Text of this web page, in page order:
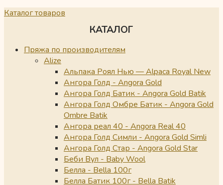
Каталог товаров
КАТАЛОГ
Пряжа по производителям
Alize
Альпака Роял Нью — Alpaca Royal New
Ангора Голд - Angora Gold
Ангора Голд Батик - Angora Gold Batik
Ангора Голд Омбре Батик - Angora Gold
Ombre Batik
Ангора реал 40 - Angora Real 40
Ангора Голд Симли - Angora Gold Simli
Ангора Голд Стар - Angora Gold Star
Беби Вул - Baby Wool
Белла - Bella 100г
Белла Батик 100г - Bella Batik